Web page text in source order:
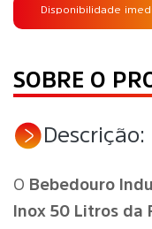
Disponibilidade
SOBRE O
Descrição:
O Bebedouro
Inox 50 Litros da